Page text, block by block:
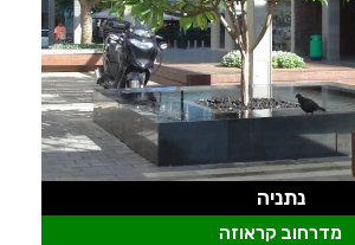
מדרחוב קראוזה
נתניה